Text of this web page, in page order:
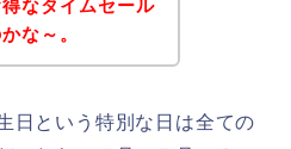
なタイムセール
な～。
日という特別な日は全ての